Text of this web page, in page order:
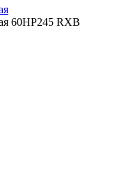
60HP245 RXB